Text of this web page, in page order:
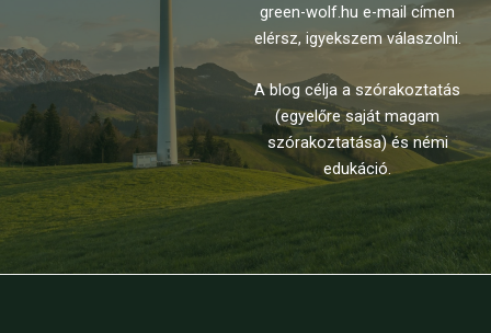
green-wolf.hu e-mail címen
elérsz, igyekszem válaszolni.
A blog célja a szórakoztatás
(egyelőre saját magam
szórakoztatása) és némi
edukáció.